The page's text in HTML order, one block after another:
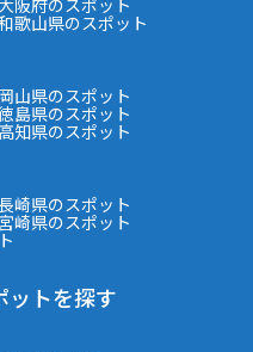
歌山県のスポット
岡山県のスポット
島県のスポット
高知県のスポット
崎県のスポット
宮崎県のスポット
ットを探す